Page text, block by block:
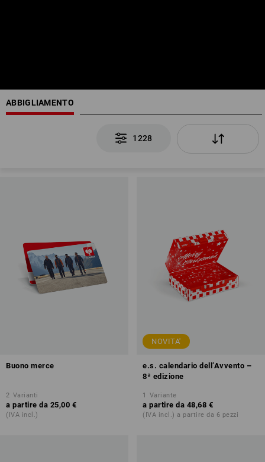
ABBIGLIAMENTO
1228
Buono merce
2 Varianti
a partire da 25,00 €
(IVA incl.)
NOVITA'
e.s. calendario dell’Avvento –
8ª edizione
1 Variante
a partire da 48,68 €
(IVA incl.) a partire da 6 pezzi